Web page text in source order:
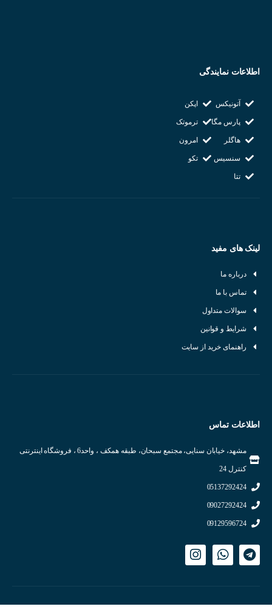
اطلاعات نمایندگی
آتونیکس
پارس مگا
هاگلر
سنسیس
تتا
اپکن
ترموتک
امرون
تکو
لینک های مفید
درباره ما
تماس با ما
سوالات متداول
شرایط و قوانین
راهنمای خرید از سایت
اطلاعات تماس
مشهد، خیابان سنایی، مجتمع سبحان، طبقه همکف ، واحد6 ، فروشگاه اینترنتی
کنترل 24
05137292424
09027292424
09129596724